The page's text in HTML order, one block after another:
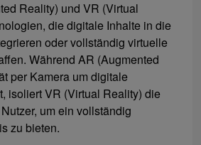
Reality) und VR (Virtual
die digitale Inhalte in die
oder vollständig virtuelle
Während AR (Augmented
per Kamera um digitale
isoliert VR (Virtual Reality) die
um ein vollständig
zu bieten.